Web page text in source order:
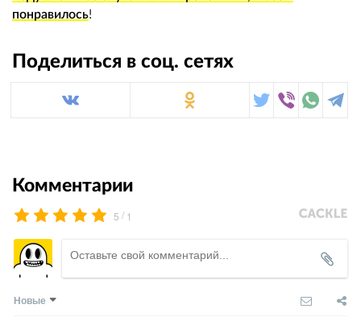
понравилось!
Поделиться в соц. сетях
Комментарии
5 / 1
Новые